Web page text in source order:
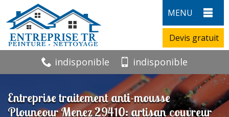
MENU
Devis gratuit
indisponible indisponible
Entreprise traitement anti-mousse
Plouneour Menez 29410: artisan couvreur